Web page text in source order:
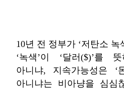
10년 전 정부가 ‘저탄소 녹
‘녹색’이 ‘달러($)’를 뜻
아니냐, 지속가능성은 ‘
아니냐는 비아냥을 심심